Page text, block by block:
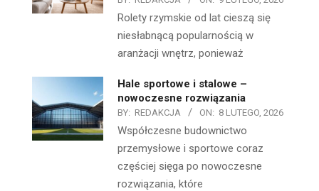
Rolety rzymskie od lat cieszą się
niesłabnącą popularnością w
aranżacji wnętrz, ponieważ
Hale sportowe i stalowe –
nowoczesne rozwiązania
BY: REDAKCJA ON: 8 LUTEGO, 2026
Współczesne budownictwo
przemysłowe i sportowe coraz
częściej sięga po nowoczesne
rozwiązania, które